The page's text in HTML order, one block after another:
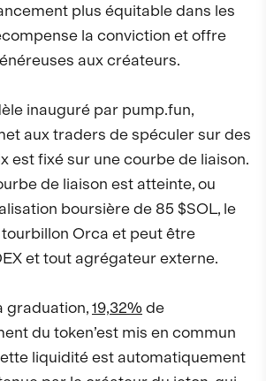
plus équitable dans les
la conviction et offre
aux créateurs.
inauguré par pump.fun,
aux traders de spéculer sur des
est fixé sur une courbe de liaison.
de liaison est atteinte, ou
boursière de 85 $SOL, le
Orca et peut être
et tout agrégateur externe.
graduation,19,32%de
du token’est mis en commun
liquidité est automatiquement